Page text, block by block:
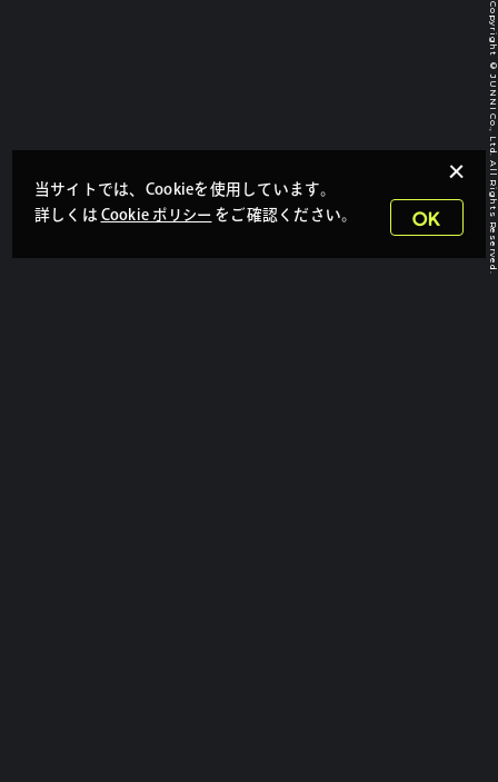
Copyright © JUNNI Co., Ltd. All Rights Reserved.
当サイトでは、Cookieを使用しています。
詳しくは Cookie ポリシー をご確認ください。 OK